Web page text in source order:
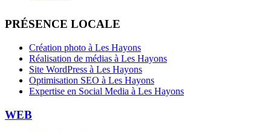
PRÉSENCE LOCALE
Création photo à Les Hayons
Réalisation de médias à Les Hayons
Site WordPress à Les Hayons
Optimisation SEO à Les Hayons
Expertise en Social Media à Les Hayons
WEB